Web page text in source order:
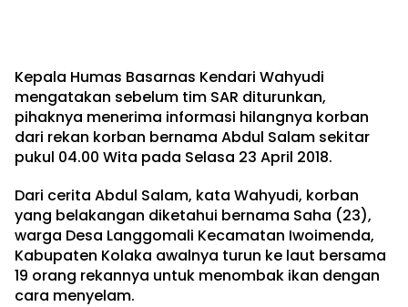
Kepala Humas Basarnas Kendari Wahyudi
mengatakan sebelum tim SAR diturunkan,
pihaknya menerima informasi hilangnya korban
dari rekan korban bernama Abdul Salam sekitar
pukul 04.00 Wita pada Selasa 23 April 2018.
Dari cerita Abdul Salam, kata Wahyudi, korban
yang belakangan diketahui bernama Saha (23),
warga Desa Langgomali Kecamatan Iwoimenda,
Kabupaten Kolaka awalnya turun ke laut bersama
19 orang rekannya untuk menombak ikan dengan
cara menyelam.